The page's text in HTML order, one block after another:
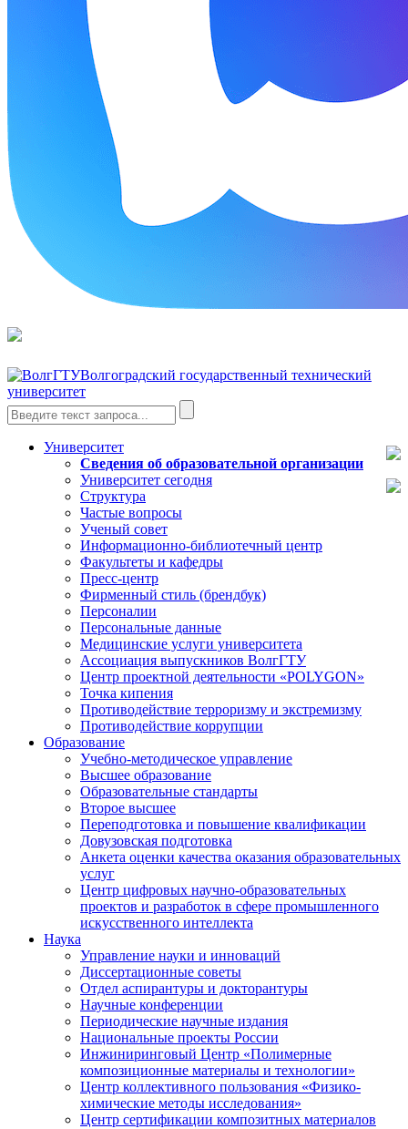
Волгоградский государственный технический
университет
Университет
Сведения об образовательной организации
Университет сегодня
Структура
Частые вопросы
Ученый совет
Информационно-библиотечный центр
Факультеты и кафедры
Пресс-центр
Фирменный стиль (брендбук)
Персоналии
Персональные данные
Медицинские услуги университета
Ассоциация выпускников ВолгГТУ
Центр проектной деятельности «POLYGON»
Точка кипения
Противодействие терроризму и экстремизму
Противодействие коррупции
Образование
Учебно-методическое управление
Высшее образование
Образовательные стандарты
Второе высшее
Переподготовка и повышение квалификации
Довузовская подготовка
Анкета оценки качества оказания образовательных
услуг
Центр цифровых научно-образовательных
проектов и разработок в сфере промышленного
искусственного интеллекта
Наука
Управление науки и инноваций
Диссертационные советы
Отдел аспирантуры и докторантуры
Научные конференции
Периодические научные издания
Национальные проекты России
Инжиниринговый Центр «Полимерные
композиционные материалы и технологии»
Центр коллективного пользования «Физико-
химические методы исследования»
Центр сертификации композитных материалов